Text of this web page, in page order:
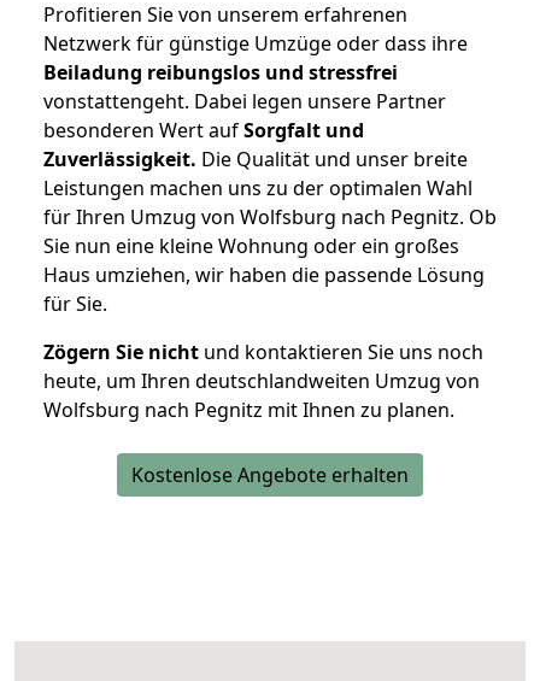
Profitieren Sie von unserem erfahrenen
Netzwerk für günstige Umzüge oder dass ihre
Beiladung reibungslos und stressfrei
vonstattengeht. Dabei legen unsere Partner
besonderen Wert aufSorgfalt und
Zuverlässigkeit. Die Qualität und unser breite
Leistungen machen uns zu der optimalen Wahl
für Ihren Umzug von Wolfsburg nach Pegnitz. Ob
Sie nun eine kleine Wohnung oder ein großes
Haus umziehen, wir haben die passende Lösung
für Sie.
Zögern Sie nicht und kontaktieren Sie uns noch
heute, um Ihren deutschlandweiten Umzug von
Wolfsburg nach Pegnitz mit Ihnen zu planen.
Kostenlose Angebote erhalten